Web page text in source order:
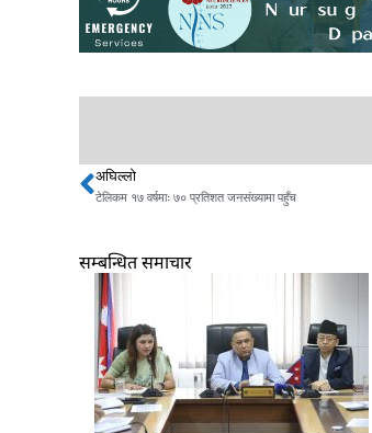
Prev
अघिल्लो
टेलिकम १७ वर्षमाः ७० प्रतिशत जनसंख्यामा पहुँच
सम्बन्धित समाचार